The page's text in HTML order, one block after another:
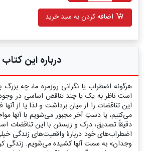
اضافه کردن به سبد خرید
درباره این کتاب
هرگونه اضطراب یا نگرانی روزمره ما، چه
است ناظر به یک یا چند تناقض اساسی در
این تناقضات را از میان برداشت و لذا یا از آنها
می‌کنیم، یا دستِ آخر مجبور می‌شویم با آنها
دقیقاً تصدیق، درک و زیستن با این تناقضات
اضطراب‌های خود دربارۀ واقعیت‌های زندگی
وجدان» به سمت آنها کشیده می‌شویم. زندگی